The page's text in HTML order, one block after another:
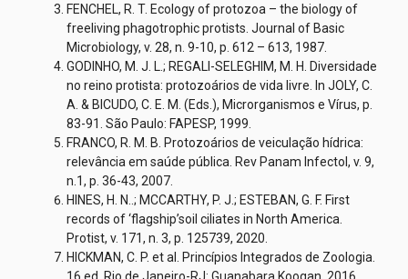
FENCHEL, R. T. Ecology of protozoa – the biology of
freeliving phagotrophic protists. Journal of Basic
Microbiology, v. 28, n. 9-10, p. 612 – 613, 1987.
GODINHO, M. J. L.; REGALI-SELEGHIM, M. H. Diversidade
no reino protista: protozoários de vida livre. In JOLY, C.
A. & BICUDO, C. E. M. (Eds.), Microrganismos e Vírus, p.
83-91. São Paulo: FAPESP, 1999.
FRANCO, R. M. B. Protozoários de veiculação hídrica:
relevância em saúde pública. Rev Panam Infectol, v. 9,
n.1, p. 36-43, 2007.
HINES, H. N..; MCCARTHY, P. J.; ESTEBAN, G. F. First
records of ‘flagship’soil ciliates in North America.
Protist, v. 171, n. 3, p. 125739, 2020.
HICKMAN, C. P. et al. Princípios Integrados de Zoologia.